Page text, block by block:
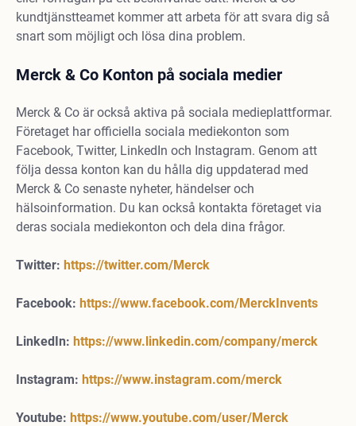
kundtjänstteamet kommer att arbeta för att svara dig så
snart som möjligt och lösa dina problem.
Merck & Co Konton på sociala medier
Merck & Co är också aktiva på sociala medieplattformar.
Företaget har officiella sociala mediekonton som
Facebook, Twitter, LinkedIn och Instagram. Genom att
följa dessa konton kan du hålla dig uppdaterad med
Merck & Co senaste nyheter, händelser och
hälsoinformation. Du kan också kontakta företaget via
deras sociala mediekonton och dela dina frågor.
Twitter: https://twitter.com/Merck
Facebook: https://www.facebook.com/MerckInvents
LinkedIn: https://www.linkedin.com/company/merck
Instagram: https://www.instagram.com/merck
Youtube: https://www.youtube.com/user/Merck